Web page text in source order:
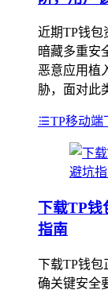
近期TP钱包
暗藏多重安
恶意应用植
胁，面对此
TP移动端
下载TP钱
指南
下载TP钱包
确关键安全